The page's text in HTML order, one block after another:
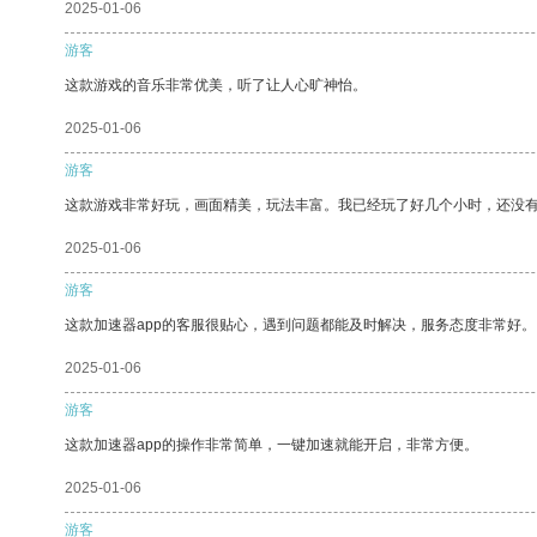
2025-01-06
游客
这款游戏的音乐非常优美，听了让人心旷神怡。
2025-01-06
游客
这款游戏非常好玩，画面精美，玩法丰富。我已经玩了好几个小时，还没
2025-01-06
游客
这款加速器app的客服很贴心，遇到问题都能及时解决，服务态度非常好。
2025-01-06
游客
这款加速器app的操作非常简单，一键加速就能开启，非常方便。
2025-01-06
游客